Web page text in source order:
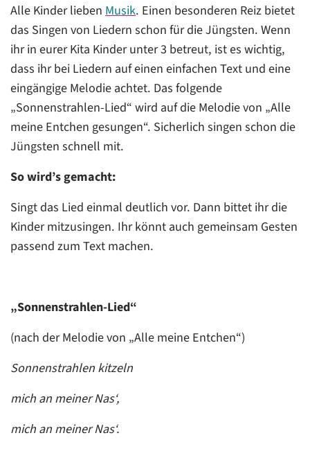
Alle Kinder lieben Musik. Einen besonderen Reiz bietet
das Singen von Liedern schon für die Jüngsten. Wenn
ihr in eurer Kita Kinder unter 3 betreut, ist es wichtig,
dass ihr bei Liedern auf einen einfachen Text und eine
eingängige Melodie achtet. Das folgende
„Sonnenstrahlen-Lied“ wird auf die Melodie von „Alle
meine Entchen gesungen“. Sicherlich singen schon die
Jüngsten schnell mit.
So wird’s gemacht:
Singt das Lied einmal deutlich vor. Dann bittet ihr die
Kinder mitzusingen. Ihr könnt auch gemeinsam Gesten
passend zum Text machen.
„Sonnenstrahlen-Lied“
(nach der Melodie von „Alle meine Entchen“)
Sonnenstrahlen kitzeln
mich an meiner Nas‘,
mich an meiner Nas‘.